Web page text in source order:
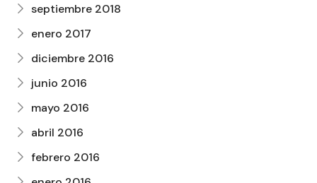
septiembre 2018
enero 2017
diciembre 2016
junio 2016
mayo 2016
abril 2016
febrero 2016